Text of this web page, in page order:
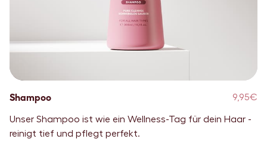
Shampoo 9,95€
Unser Shampoo ist wie ein Wellness-Tag für dein Haar -
reinigt tief und pflegt perfekt.